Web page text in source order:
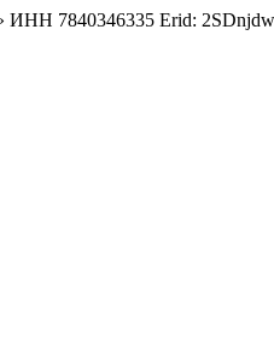
7840346335 Erid: